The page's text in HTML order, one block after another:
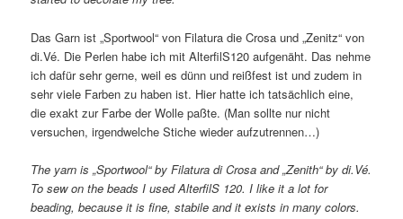
Das Garn ist „Sportwool“ von Filatura die Crosa und „Zenitz“ von
di.Vé. Die Perlen habe ich mit AlterfilS120 aufgenäht. Das nehme
ich dafür sehr gerne, weil es dünn und reißfest ist und zudem in
sehr viele Farben zu haben ist. Hier hatte ich tatsächlich eine,
die exakt zur Farbe der Wolle paßte. (Man sollte nur nicht
versuchen, irgendwelche Stiche wieder aufzutrennen…)
The yarn is „Sportwool“ by Filatura di Crosa and „Zenith“ by di.Vé.
To sew on the beads I used AlterfilS 120. I like it a lot for
beading, because it is fine, stabile and it exists in many colors.